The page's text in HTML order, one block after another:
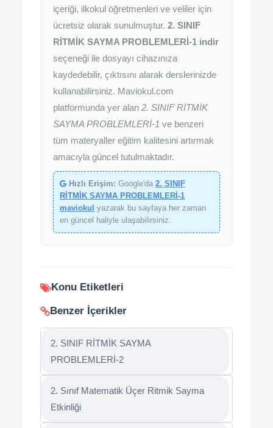
içeriği, ilkokul öğretmenleri ve veliler için
ücretsiz olarak sunulmuştur. 2. SINIF
RİTMİK SAYMA PROBLEMLERİ-1 indir
seçeneği ile dosyayı cihazınıza
kaydedebilir, çıktısını alarak derslerinizde
kullanabilirsiniz. Maviokul.com
platformunda yer alan 2. SINIF RİTMİK
SAYMA PROBLEMLERİ-1 ve benzeri
tüm materyaller eğitim kalitesini artırmak
amacıyla güncel tutulmaktadır.
Hızlı Erişim: Google'da 2. SINIF
RİTMİK SAYMA PROBLEMLERİ-1
maviokul yazarak bu sayfaya her zaman
en güncel haliyle ulaşabilirsiniz.
Konu Etiketleri
Benzer İçerikler
2. SINIF RİTMİK SAYMA
PROBLEMLERİ-2
2. Sınıf Matematik Üçer Ritmik Sayma
Etkinliği